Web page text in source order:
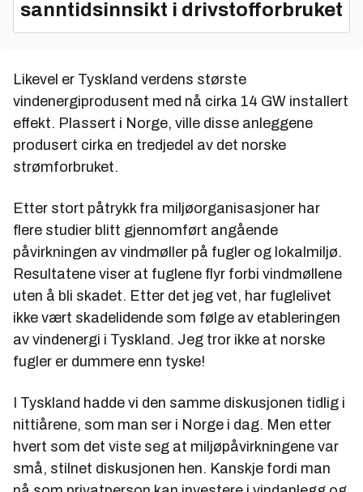
sanntidsinnsikt i drivstofforbruket
Likevel er Tyskland verdens største
vindenergiprodusent med nå cirka 14 GW installert
effekt. Plassert i Norge, ville disse anleggene
produsert cirka en tredjedel av det norske
strømforbruket.
Etter stort påtrykk fra miljøorganisasjoner har
flere studier blitt gjennomført angående
påvirkningen av vindmøller på fugler og lokalmiljø.
Resultatene viser at fuglene flyr forbi vindmøllene
uten å bli skadet. Etter det jeg vet, har fuglelivet
ikke vært skadelidende som følge av etableringen
av vindenergi i Tyskland. Jeg tror ikke at norske
fugler er dummere enn tyske!
I Tyskland hadde vi den samme diskusjonen tidlig i
nittiårene, som man ser i Norge i dag. Men etter
hvert som det viste seg at miljøpåvirkningene var
små, stilnet diskusjonen hen. Kanskje fordi man